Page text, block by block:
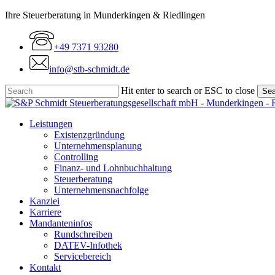
Skip
content
Ihre Steuerberatung in Munderkingen & Riedlingen
+49 7371 93280
info@stb-schmidt.de
Hit enter to search or ESC to close
Close
Menu
Leistungen
Existenzgründung
Unternehmensplanung
Controlling
Finanz- und Lohnbuchhaltung
Steuerberatung
Unternehmensnachfolge
Kanzlei
Karriere
Mandanteninfos
Rundschreiben
DATEV-Infothek
Servicebereich
Kontakt